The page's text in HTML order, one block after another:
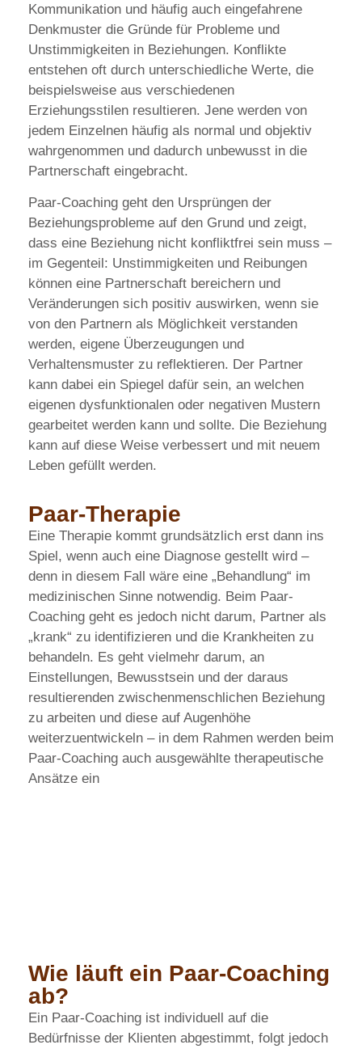
Kommunikation und häufig auch eingefahrene
Denkmuster die Gründe für Probleme und
Unstimmigkeiten in Beziehungen. Konflikte
entstehen oft durch unterschiedliche Werte, die
beispielsweise aus verschiedenen
Erziehungsstilen resultieren. Jene werden von
jedem Einzelnen häufig als normal und objektiv
wahrgenommen und dadurch unbewusst in die
Partnerschaft eingebracht.
Paar-Coaching geht den Ursprüngen der
Beziehungsprobleme auf den Grund und zeigt,
dass eine Beziehung nicht konfliktfrei sein muss –
im Gegenteil: Unstimmigkeiten und Reibungen
können eine Partnerschaft bereichern und
Veränderungen sich positiv auswirken, wenn sie
von den Partnern als Möglichkeit verstanden
werden, eigene Überzeugungen und
Verhaltensmuster zu reflektieren. Der Partner
kann dabei ein Spiegel dafür sein, an welchen
eigenen dysfunktionalen oder negativen Mustern
gearbeitet werden kann und sollte. Die Beziehung
kann auf diese Weise verbessert und mit neuem
Leben gefüllt werden.
Paar-Therapie
Eine Therapie kommt grundsätzlich erst dann ins
Spiel, wenn auch eine Diagnose gestellt wird –
denn in diesem Fall wäre eine „Behandlung“ im
medizinischen Sinne notwendig. Beim Paar-
Coaching geht es jedoch nicht darum, Partner als
„krank“ zu identifizieren und die Krankheiten zu
behandeln. Es geht vielmehr darum, an
Einstellungen, Bewusstsein und der daraus
resultierenden zwischenmenschlichen Beziehung
zu arbeiten und diese auf Augenhöhe
weiterzuentwickeln – in dem Rahmen werden beim
Paar-Coaching auch ausgewählte therapeutische
Ansätze einbezogen.
Wie läuft ein Paar-Coaching
ab?
Ein Paar-Coaching ist individuell auf die
Bedürfnisse der Klienten abgestimmt, folgt jedoch